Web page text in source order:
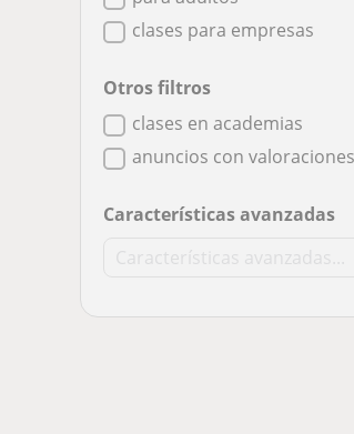
clases para empresas
Otros filtros
clases en academias
anuncios con valoraciones
Características avanzadas